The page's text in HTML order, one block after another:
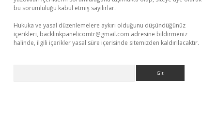
bu sorumluluğu kabul etmiş sayılırlar.
Hukuka ve yasal düzenlemelere aykırı olduğunu düşündüğünüz
içerikleri, backlinkpanelicomtr@gmail.com adresine bildirmeniz
halinde, ilgili içerikler yasal süre içerisinde sitemizden kaldırılacaktır.